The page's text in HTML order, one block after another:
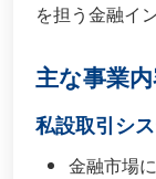
を担う金融イ
主な事業
私設取引シ
金融市場